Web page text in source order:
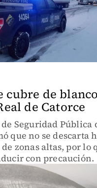
cubre de blanco
de Catorce
Seguridad Pública
que no se descarta
zonas altas, por lo
con precaución.